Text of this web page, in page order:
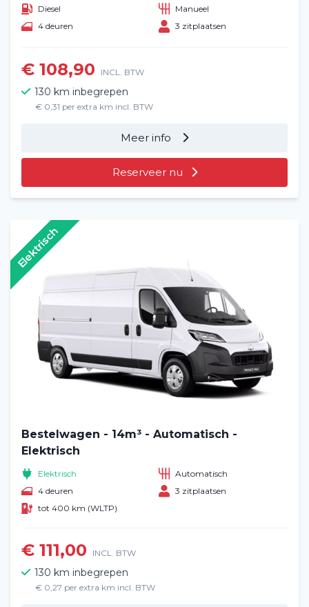
Diesel
Manueel
4 deuren
3 zitplaatsen
€ 108,90 INCL. BTW
130 km inbegrepen
€ 0,31 per extra km incl. BTW
Meer info
Reserveer nu
Bestelwagen - 14m³ - Automatisch -
Elektrisch
Elektrisch
Automatisch
4 deuren
3 zitplaatsen
tot 400 km (WLTP)
€ 111,00 INCL. BTW
130 km inbegrepen
€ 0,27 per extra km incl. BTW
Elektrisch